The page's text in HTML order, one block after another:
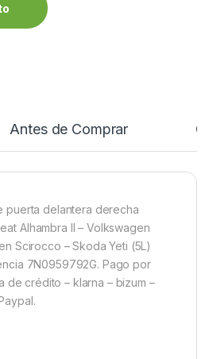
Antes de Comprar
puerta delantera derecha
Alhambra II – Volkswagen
Scirocco – Skoda Yeti (5L)
7N0959792G. Pago por
de crédito – klarna – bizum –